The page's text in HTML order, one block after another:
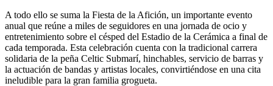
A todo ello se suma la Fiesta de la Afición, un importante evento
anual que reúne a miles de seguidores en una jornada de ocio y
entretenimiento sobre el césped del Estadio de la Cerámica a final de
cada temporada. Esta celebración cuenta con la tradicional carrera
solidaria de la peña Celtic Submarí, hinchables, servicio de barras y
la actuación de bandas y artistas locales, convirtiéndose en una cita
ineludible para la gran familia grogueta.